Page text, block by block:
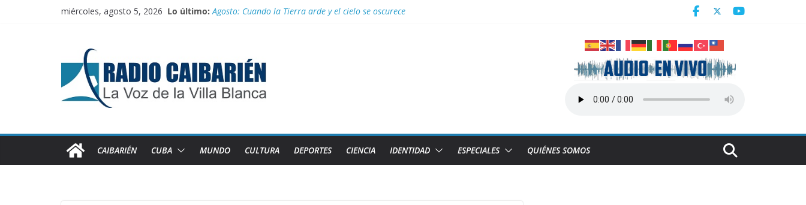
miércoles, agosto 5, 2026 Lo último: Agosto: Cuando la Tierra arde y el cielo se oscurece
Innovación desde la base
CAIBARIÉN CUBA MUNDO CULTURA DEPORTES CIENCIA IDENTIDAD ESPECIALES QUIÉNES SOMOS